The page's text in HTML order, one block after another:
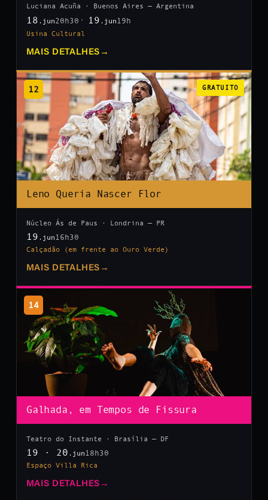
Luciana Acuña · Buenos Aires — Argentina
18 .jun20h30 19 .jun 19h
Usina Cultural
MAIS DETALHES →
12 GRATUITO
Leno Queria Nascer Flor
Núcleo Ás de Paus · Londrina — PR
19 .jun 16h30
Calçadão (em frente ao Ouro Verde)
MAIS DETALHES →
14
Galhada, em Tempos de Fissura
Teatro do Instante · Brasília — DF
19 · 20 .jun 18h30
Espaço Villa Rica
MAIS DETALHES →